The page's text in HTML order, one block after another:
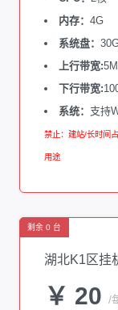
内存： 4G
系统盘：
上行带宽:
下行带宽:
系统： 支持
禁止：建站/长时间
用途
剩余 0 台
湖北K1区挂
￥ 20 /